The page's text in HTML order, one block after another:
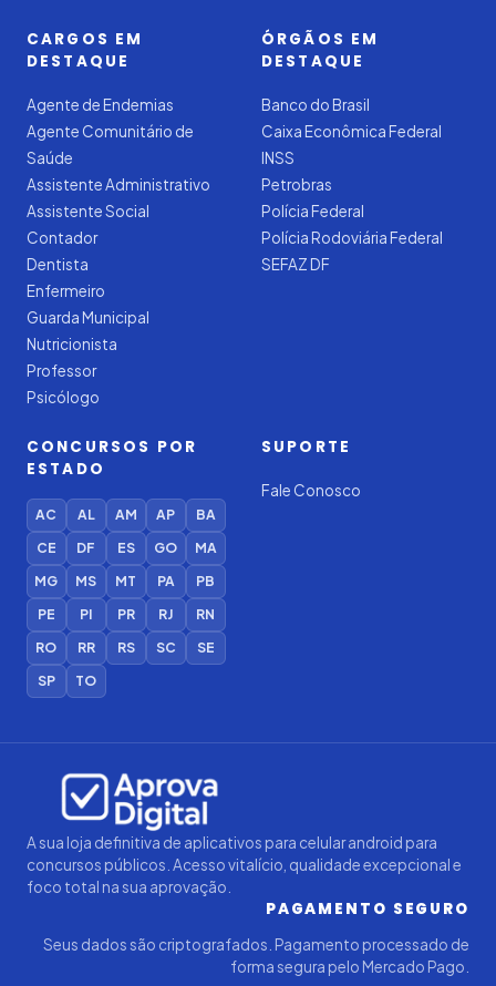
CARGOS EM
DESTAQUE
Agente de Endemias
Agente Comunitário de
Saúde
Assistente Administrativo
Assistente Social
Contador
Dentista
Enfermeiro
Guarda Municipal
Nutricionista
Professor
Psicólogo
ÓRGÃOS EM
DESTAQUE
Banco do Brasil
Caixa Econômica Federal
INSS
Petrobras
Polícia Federal
Polícia Rodoviária Federal
SEFAZ DF
CONCURSOS POR
ESTADO
AC AL AM AP
BA
CE
DF ES GO
MA
MG
MS MT PA
PB
PE
PI PR RJ
RN
RO
RR RS SC
SE
SP
TO
SUPORTE
Fale Conosco
A sua loja definitiva de aplicativos para celular android para
concursos públicos. Acesso vitalício, qualidade excepcional e
foco total na sua aprovação.
PAGAMENTO SEGURO
Seus dados são criptografados. Pagamento processado de
forma segura pelo Mercado Pago.